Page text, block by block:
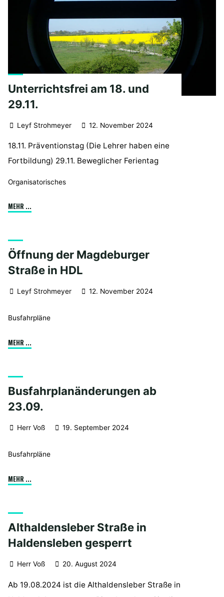
Unterrichtsfrei am 18. und
29.11.
Leyf Strohmeyer 12. November 2024
18.11. Präventionstag (Die Lehrer haben eine
Fortbildung) 29.11. Beweglicher Ferientag
Organisatorisches
MEHR ...
29.11."
Öffnung der Magdeburger
Straße in HDL
Leyf Strohmeyer 12. November 2024
Busfahrpläne
MEHR ...
in
HDL"
Busfahrplanänderungen ab
23.09.
Herr Voß 19. September 2024
Busfahrpläne
MEHR ...
Althaldensleber Straße in
Haldensleben gesperrt
Herr Voß 20. August 2024
Ab 19.08.2024 ist die Althaldensleber Straße in